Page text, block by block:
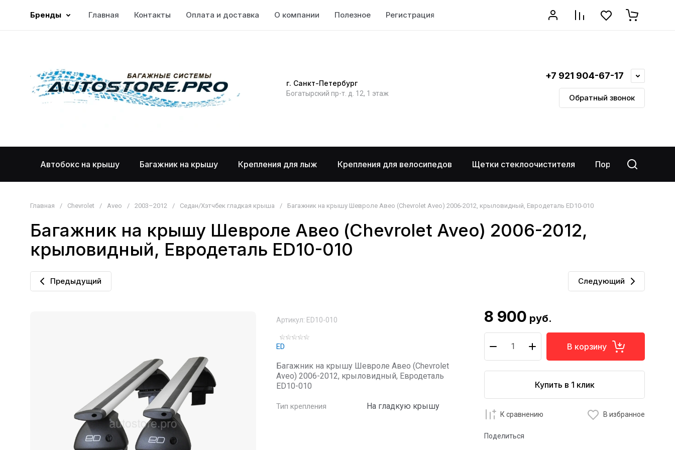
Бренды Главная Контакты Оплата и доставка О компании Полезное Регистрация
г. Санкт-Петербург
Богатырский пр-т. д. 12, 1 этаж
+7 921 904-67-17
Обратный звонок
Автобокс на крышу Багажник на крышу Крепления для лыж Крепления для велосипедов Щетки стеклоочистителя Порог-площадки
Главная / Chevrolet / Aveo / 2003–2012 / Седан/Хэтчбек гладкая крыша / Багажник на крышу Шевроле Авео (Chevrolet Aveo) 2006-2012, крыловидный, Евродеталь ED10-010
Багажник на крышу Шевроле Авео (Chevrolet Aveo) 2006-2012,
крыловидный, Евродеталь ED10-010
Предыдущий Следующий
Артикул: ED10-010
ED
Багажник на крышу Шевроле Авео (Chevrolet
Aveo) 2006-2012, крыловидный, Евродеталь
ED10-010
Тип крепления На гладкую крышу
8 900 руб.
В корзину
Купить в 1 клик
К сравнению В избранное
Поделиться